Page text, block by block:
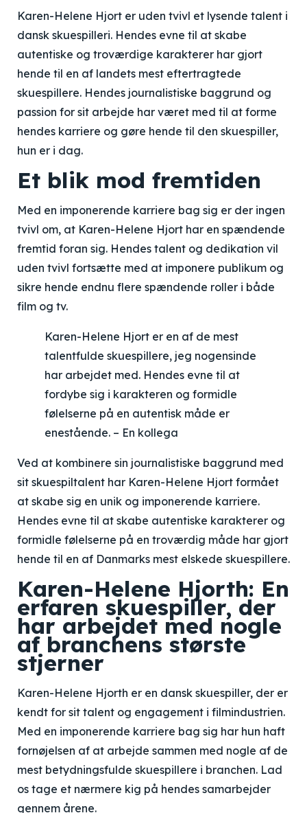
Karen-Helene Hjort er uden tvivl et lysende talent i
dansk skuespilleri. Hendes evne til at skabe
autentiske og troværdige karakterer har gjort
hende til en af landets mest eftertragtede
skuespillere. Hendes journalistiske baggrund og
passion for sit arbejde har været med til at forme
hendes karriere og gøre hende til den skuespiller,
hun er i dag.
Et blik mod fremtiden
Med en imponerende karriere bag sig er der ingen
tvivl om, at Karen-Helene Hjort har en spændende
fremtid foran sig. Hendes talent og dedikation vil
uden tvivl fortsætte med at imponere publikum og
sikre hende endnu flere spændende roller i både
film og tv.
Karen-Helene Hjort er en af de mest
talentfulde skuespillere, jeg nogensinde
har arbejdet med. Hendes evne til at
fordybe sig i karakteren og formidle
følelserne på en autentisk måde er
enestående. – En kollega
Ved at kombinere sin journalistiske baggrund med
sit skuespiltalent har Karen-Helene Hjort formået
at skabe sig en unik og imponerende karriere.
Hendes evne til at skabe autentiske karakterer og
formidle følelserne på en troværdig måde har gjort
hende til en af Danmarks mest elskede skuespillere.
Karen-Helene Hjorth: En
erfaren skuespiller, der
har arbejdet med nogle
af branchens største
stjerner
Karen-Helene Hjorth er en dansk skuespiller, der er
kendt for sit talent og engagement i filmindustrien.
Med en imponerende karriere bag sig har hun haft
fornøjelsen af at arbejde sammen med nogle af de
mest betydningsfulde skuespillere i branchen. Lad
os tage et nærmere kig på hendes samarbejder
gennem årene.